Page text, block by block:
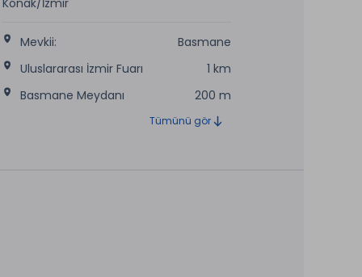
Konak/İzmir
Mevkii:
Basmane
Uluslararası İzmir Fuarı
1 km
Basmane Meydanı
200 m
Tümünü gör